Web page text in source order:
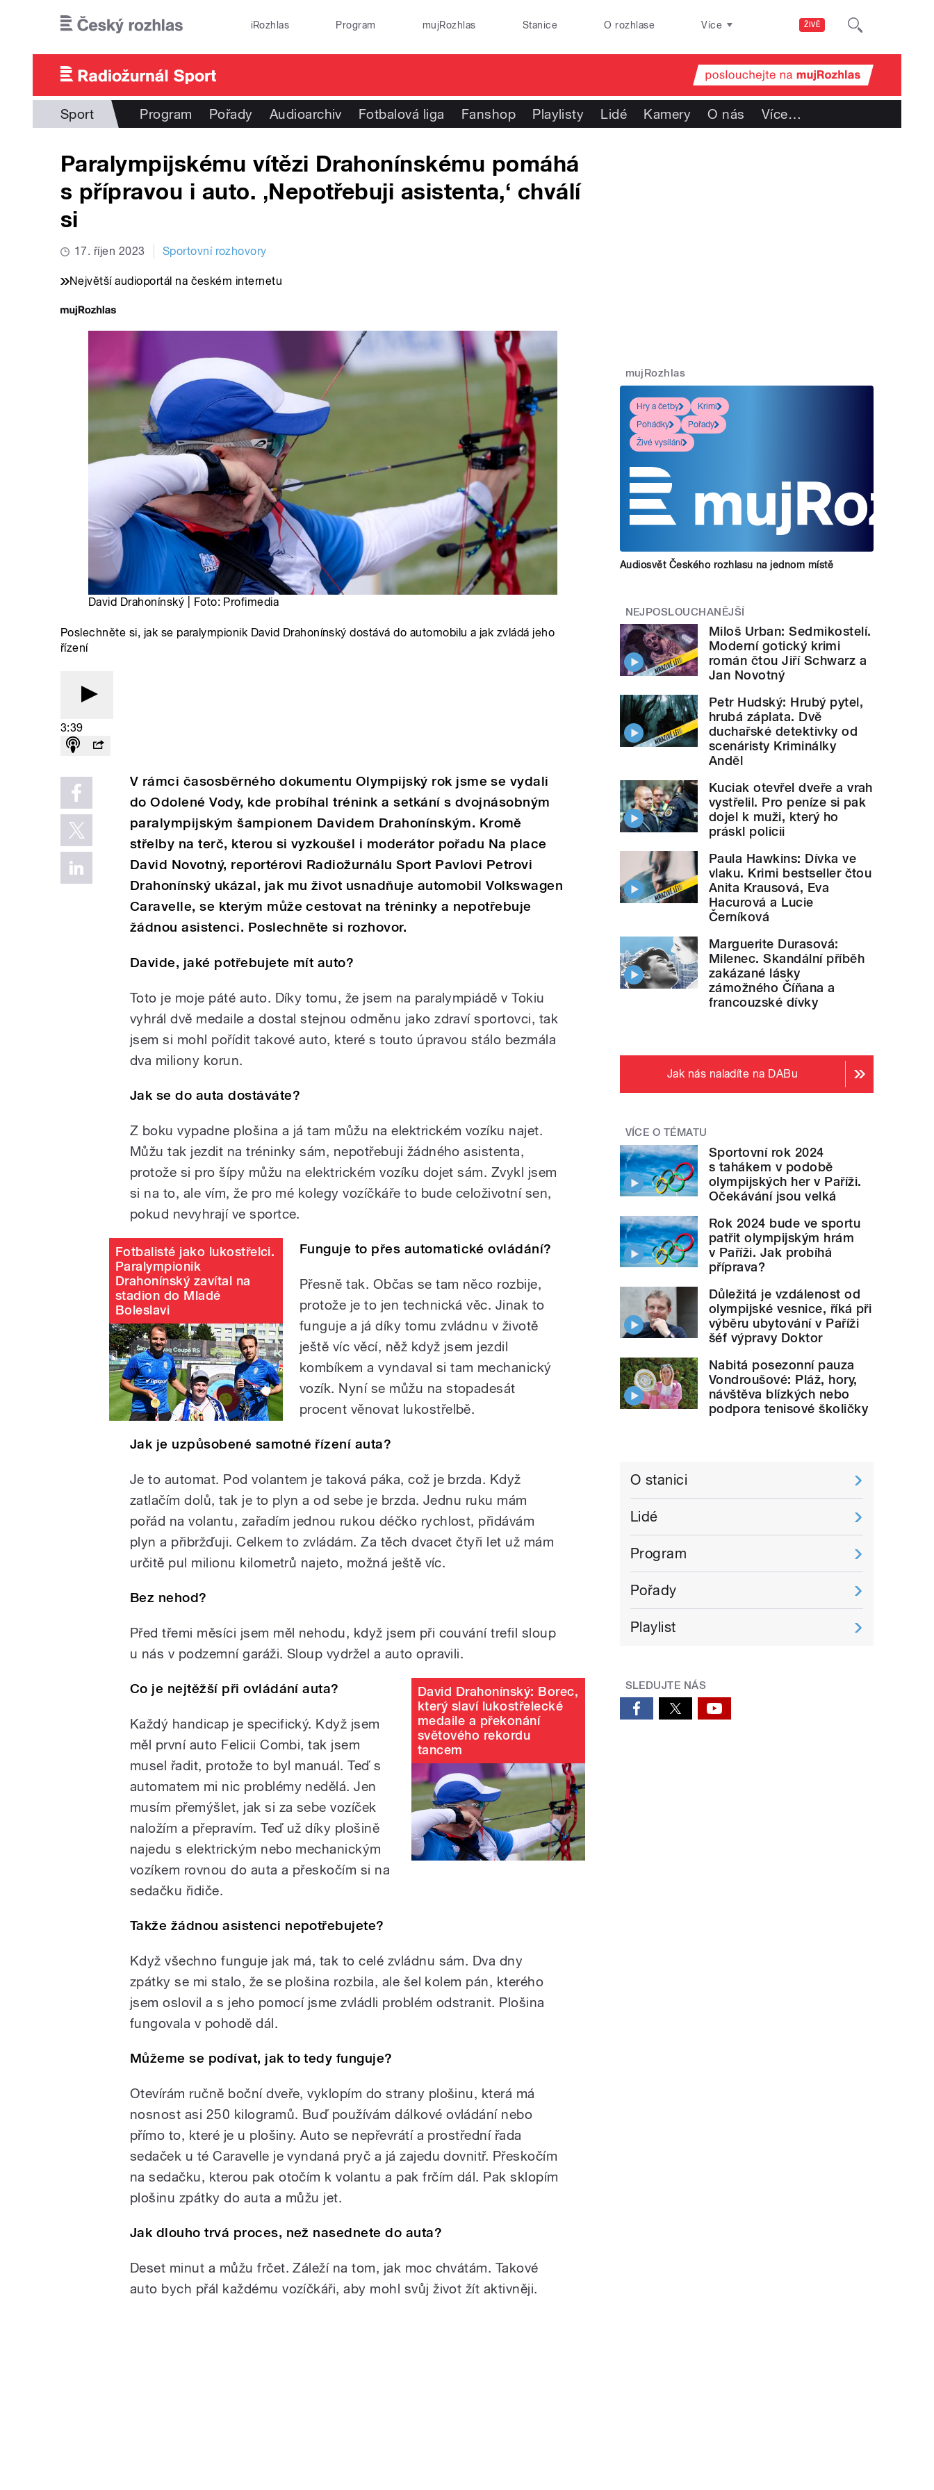
ŽIVĚ
iRozhlas Program mujRozhlas Stanice O rozhlase Více
Sport Program Pořady Audioarchiv Fotbalová liga Fanshop Playlisty Lidé Kamery O nás Více…
Paralympijskému vítězi Drahonínskému pomáhá
s přípravou i auto. ‚Nepotřebuji asistenta,‘ chválí
si
17. říjen 2023 Sportovní rozhovory
Největší audioportál na českém internetu
David Drahonínský | Foto: Profimedia
Poslechněte si, jak se paralympionik David Drahonínský dostává do automobilu a jak zvládá jeho
řízení
3:39
V rámci časosběrného dokumentu Olympijský rok jsme se vydali
do Odolené Vody, kde probíhal trénink a setkání s dvojnásobným
paralympijským šampionem Davidem Drahonínským. Kromě
střelby na terč, kterou si vyzkoušel i moderátor pořadu Na place
David Novotný, reportérovi Radiožurnálu Sport Pavlovi Petrovi
Drahonínský ukázal, jak mu život usnadňuje automobil Volkswagen
Caravelle, se kterým může cestovat na tréninky a nepotřebuje
žádnou asistenci. Poslechněte si rozhovor.
Davide, jaké potřebujete mít auto?
Toto je moje páté auto. Díky tomu, že jsem na paralympiádě v Tokiu
vyhrál dvě medaile a dostal stejnou odměnu jako zdraví sportovci, tak
jsem si mohl pořídit takové auto, které s touto úpravou stálo bezmála
dva miliony korun.
Jak se do auta dostáváte?
Z boku vypadne plošina a já tam můžu na elektrickém vozíku najet.
Můžu tak jezdit na tréninky sám, nepotřebuji žádného asistenta,
protože si pro šípy můžu na elektrickém vozíku dojet sám. Zvykl jsem
si na to, ale vím, že pro mé kolegy vozíčkáře to bude celoživotní sen,
pokud nevyhrají ve sportce.
Fotbalisté jako lukostřelci.
Paralympionik
Drahonínský zavítal na
stadion do Mladé
Boleslavi
Funguje to přes automatické ovládání?
Přesně tak. Občas se tam něco rozbije,
protože je to jen technická věc. Jinak to
funguje a já díky tomu zvládnu v životě
ještě víc věcí, něž když jsem jezdil
kombíkem a vyndaval si tam mechanický
vozík. Nyní se můžu na stopadesát
procent věnovat lukostřelbě.
Jak je uzpůsobené samotné řízení auta?
Je to automat. Pod volantem je taková páka, což je brzda. Když
zatlačím dolů, tak je to plyn a od sebe je brzda. Jednu ruku mám
pořád na volantu, zařadím jednou rukou déčko rychlost, přidávám
plyn a přibržďuji. Celkem to zvládám. Za těch dvacet čtyři let už mám
určitě pul milionu kilometrů najeto, možná ještě víc.
Bez nehod?
Před třemi měsíci jsem měl nehodu, když jsem při couvání trefil sloup
u nás v podzemní garáži. Sloup vydržel a auto opravili.
David Drahonínský: Borec,
který slaví lukostřelecké
medaile a překonání
světového rekordu
tancem
Co je nejtěžší při ovládání auta?
Každý handicap je specifický. Když jsem
měl první auto Felicii Combi, tak jsem
musel řadit, protože to byl manuál. Teď s
automatem mi nic problémy nedělá. Jen
musím přemýšlet, jak si za sebe vozíček
naložím a přepravím. Teď už díky plošině
najedu s elektrickým nebo mechanickým
vozíkem rovnou do auta a přeskočím si na
sedačku řidiče.
Takže žádnou asistenci nepotřebujete?
Když všechno funguje jak má, tak to celé zvládnu sám. Dva dny
zpátky se mi stalo, že se plošina rozbila, ale šel kolem pán, kterého
jsem oslovil a s jeho pomocí jsme zvládli problém odstranit. Plošina
fungovala v pohodě dál.
Můžeme se podívat, jak to tedy funguje?
Otevírám ručně boční dveře, vyklopím do strany plošinu, která má
nosnost asi 250 kilogramů. Buď používám dálkové ovládání nebo
přímo to, které je u plošiny. Auto se nepřevrátí a prostřední řada
sedaček u té Caravelle je vyndaná pryč a já zajedu dovnitř. Přeskočím
na sedačku, kterou pak otočím k volantu a pak frčím dál. Pak sklopím
plošinu zpátky do auta a můžu jet.
Jak dlouho trvá proces, než nasednete do auta?
Deset minut a můžu frčet. Záleží na tom, jak moc chvátám. Takové
auto bych přál každému vozíčkáři, aby mohl svůj život žít aktivněji.
mujRozhlas
Hry a četby
Krimi
Pohádky
Pořady
Živé vysílání
Audiosvět Českého rozhlasu na jednom místě
NEJPOSLOUCHANĚJŠÍ
Miloš Urban: Sedmikostelí.
Moderní gotický krimi
román čtou Jiří Schwarz a
Jan Novotný
Petr Hudský: Hrubý pytel,
hrubá záplata. Dvě
duchařské detektivky od
scenáristy Kriminálky
Anděl
Kuciak otevřel dveře a vrah
vystřelil. Pro peníze si pak
dojel k muži, který ho
práskl policii
Paula Hawkins: Dívka ve
vlaku. Krimi bestseller čtou
Anita Krausová, Eva
Hacurová a Lucie
Černíková
Marguerite Durasová:
Milenec. Skandální příběh
zakázané lásky
zámožného Číňana a
francouzské dívky
Jak nás naladíte na DABu
VÍCE O TÉMATU
Sportovní rok 2024
s tahákem v podobě
olympijských her v Paříži.
Očekávání jsou velká
Rok 2024 bude ve sportu
patřit olympijským hrám
v Paříži. Jak probíhá
příprava?
Důležitá je vzdálenost od
olympijské vesnice, říká při
výběru ubytování v Paříži
šéf výpravy Doktor
Nabitá posezonní pauza
Vondroušové: Pláž, hory,
návštěva blízkých nebo
podpora tenisové školičky
O stanici
Lidé
Program
Pořady
Playlist
SLEDUJTE NÁS